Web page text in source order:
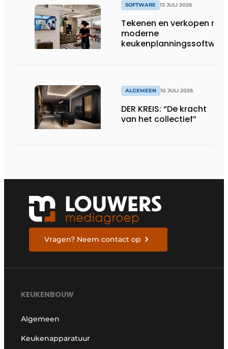
SOFTWARE 13 JULI 2026
Tekenen en verkopen met
moderne
keukenplanningssoftware
ALGEMEEN 10 JULI 2026
DER KREIS: “De kracht
van het collectief”
Vragen? Neem contact op
KEUKENBOUW
Algemeen
Keukenapparatuur